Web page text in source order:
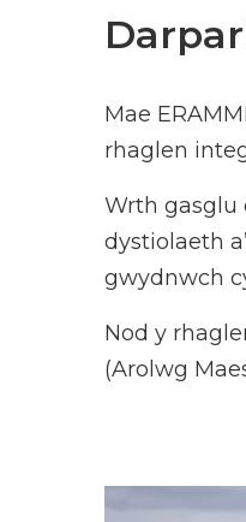
Mae
rhaglen
Wrth gasglu
dystiolaeth
gwydnwch
Nod y
(Arolwg